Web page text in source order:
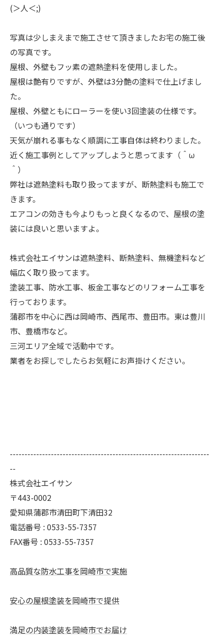
(＞人＜;)
写真は少しまえまで施工させて頂きましたお宅の施工後
の写真です。
屋根、外壁もフッ素の遮熱塗料を使用しました。
屋根は艶有りですが、外壁は3分艶の塗料で仕上げまし
た。
屋根、外壁ともにローラーを使い3回塗装の仕様です。
（いつも通りです）
天気が崩れる事もなく順調に工事自体は終わりました。
近く施工事例としてアップしようと思ってます（＾ω
＾）
弊社は遮熱塗料も取り扱ってますが、断熱塗料も施工で
きます。
エアコンの効きも今よりもっと良くなるので、屋根の塗
装には良いと思いますよ。
株式会社エイサンは遮熱塗料、断熱塗料、無機塗料など
幅広く取り扱ってます。
塗装工事、防水工事、板金工事などのリフォーム工事を
行っております。
蒲郡市を中心に西は岡崎市、西尾市、豊田市。東は豊川
市、豊橋市など。
三河エリア全域で活動中です。
業者をお探しでしたらお気軽にお声掛けください。
--------------------------------------------------------------------
--
株式会社エイサン
〒443-0002
愛知県蒲郡市清田町下清田32
電話番号 : 0533-55-7357
FAX番号 : 0533-55-7357
高品質な防水工事を岡崎市で実施
安心の屋根塗装を岡崎市で提供
満足の内装塗装を岡崎市でお届け